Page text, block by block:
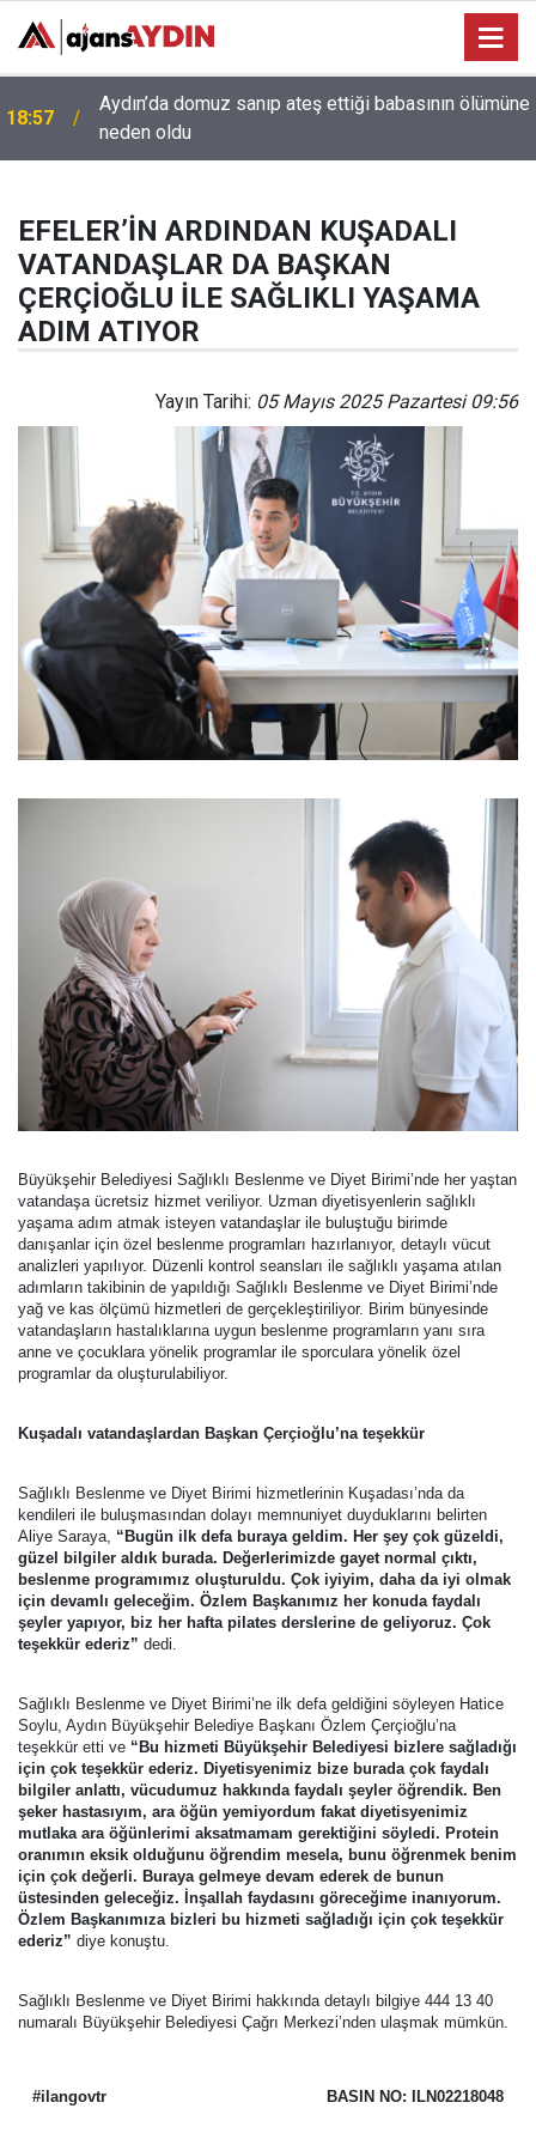
18:57
Aydın’da domuz sanıp ateş ettiği babasının ölümüne
neden oldu
EFELER’İN ARDINDAN KUŞADALI
VATANDAŞLAR DA BAŞKAN
ÇERÇİOĞLU İLE SAĞLIKLI YAŞAMA
ADIM ATIYOR
Yayın Tarihi: 05 Mayıs 2025 Pazartesi 09:56
Büyükşehir Belediyesi Sağlıklı Beslenme ve Diyet Birimi’nde her yaştan
vatandaşa ücretsiz hizmet veriliyor. Uzman diyetisyenlerin sağlıklı
yaşama adım atmak isteyen vatandaşlar ile buluştuğu birimde
danışanlar için özel beslenme programları hazırlanıyor, detaylı vücut
analizleri yapılıyor. Düzenli kontrol seansları ile sağlıklı yaşama atılan
adımların takibinin de yapıldığı Sağlıklı Beslenme ve Diyet Birimi’nde
yağ ve kas ölçümü hizmetleri de gerçekleştiriliyor. Birim bünyesinde
vatandaşların hastalıklarına uygun beslenme programların yanı sıra
anne ve çocuklara yönelik programlar ile sporculara yönelik özel
programlar da oluşturulabiliyor.
Kuşadalı vatandaşlardan Başkan Çerçioğlu’na teşekkür
Sağlıklı Beslenme ve Diyet Birimi hizmetlerinin Kuşadası’nda da
kendileri ile buluşmasından dolayı memnuniyet duyduklarını belirten
Aliye Saraya, “Bugün ilk defa buraya geldim. Her şey çok güzeldi,
güzel bilgiler aldık burada. Değerlerimizde gayet normal çıktı,
beslenme programımız oluşturuldu. Çok iyiyim, daha da iyi olmak
için devamlı geleceğim. Özlem Başkanımız her konuda faydalı
şeyler yapıyor, biz her hafta pilates derslerine de geliyoruz. Çok
teşekkür ederiz” dedi.
Sağlıklı Beslenme ve Diyet Birimi’ne ilk defa geldiğini söyleyen Hatice
Soylu, Aydın Büyükşehir Belediye Başkanı Özlem Çerçioğlu’na
teşekkür etti ve “Bu hizmeti Büyükşehir Belediyesi bizlere sağladığı
için çok teşekkür ederiz. Diyetisyenimiz bize burada çok faydalı
bilgiler anlattı, vücudumuz hakkında faydalı şeyler öğrendik. Ben
şeker hastasıyım, ara öğün yemiyordum fakat diyetisyenimiz
mutlaka ara öğünlerimi aksatmamam gerektiğini söyledi. Protein
oranımın eksik olduğunu öğrendim mesela, bunu öğrenmek benim
için çok değerli. Buraya gelmeye devam ederek de bunun
üstesinden geleceğiz. İnşallah faydasını göreceğime inanıyorum.
Özlem Başkanımıza bizleri bu hizmeti sağladığı için çok teşekkür
ederiz” diye konuştu.
Sağlıklı Beslenme ve Diyet Birimi hakkında detaylı bilgiye 444 13 40
numaralı Büyükşehir Belediyesi Çağrı Merkezi’nden ulaşmak mümkün.
#ilangovtr BASIN NO: ILN02218048